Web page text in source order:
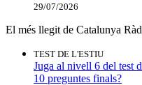
29/07/2026
El més llegit de Catalunya
TEST DE L'ESTIU
Juga al nivell 6 del test
10 preguntes finals?